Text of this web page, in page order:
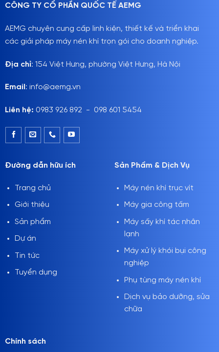
CÔNG TY CỔ PHẦN QUỐC TẾ AEMG
AEMG chuyên cung cấp linh kiện, thiết kế và triển khai
các giải pháp máy nén khí trọn gói cho doanh nghiệp.
Địa chỉ: 154 Việt Hưng, phường Việt Hưng, Hà Nội
Email : info@aemg.vn
Liên hệ: 0983 926 892 - 098 601 5454
Đường dẫn hữu ích
Trang chủ
Giới thiệu
Sản phẩm
Dự án
Tin tức
Tuyển dụng
Sản Phẩm & Dịch Vụ
Máy nén khí trục vít
Máy gia công tấm
Máy sấy khí tác nhân
lạnh
Máy xử lý khói bụi công
nghiệp
Phụ tùng máy nén khí
Dịch vụ bảo dưỡng, sửa
chữa
Chính sách